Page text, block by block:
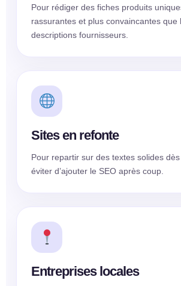
Pour rédiger des fiches produits
rassurantes et plus convaincantes que
descriptions fournisseurs.
Sites en refonte
Pour repartir sur des textes solides
éviter d’ajouter le SEO après coup.
Entreprises locales